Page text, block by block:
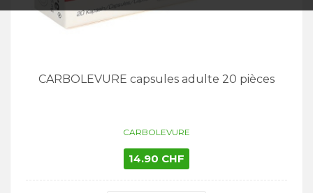
CARBOLEVURE capsules adulte 20 pièces
CARBOLEVURE
14.90 CHF